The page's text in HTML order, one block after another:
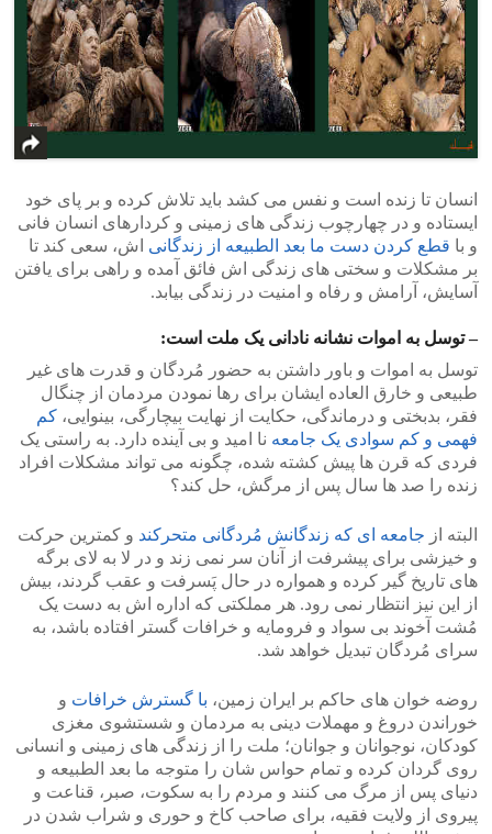
انسان تا زنده است و نفس می کشد باید تلاش کرده و بر پای خود
ایستاده و در چهارچوب زندگی های زمینی و کردارهای انسان فانی
و با قطع کردن دست ما بعد الطبیعه از زندگانی اش، سعی کند تا
بر مشکلات و سختی های زندگی اش فائق آمده و راهی برای یافتن
آسایش، آرامش و رفاه و امنیت در زندگی بیابد.
– توسل به اموات نشانه نادانی یک ملت است:
توسل به اموات و باور داشتن به حضور مُردگان و قدرت های غیر
طبیعی و خارق العاده ایشان برای رها نمودن مردمان از چنگال
فقر، بدبختی و درماندگی، حکایت از نهایت بیچارگی، بینوایی، کم
فهمی و کم سوادی یک جامعه نا امید و بی آینده دارد. به راستی یک
فردی که قرن ها پیش کشته شده، چگونه می تواند مشکلات افراد
زنده را صد ها سال پس از مرگش، حل کند؟
البته از جامعه ای که زندگانش مُردگانی متحرکند و کمترین حرکت
و خیزشی برای پیشرفت از آنان سر نمی زند و در لا به لای برگه
های تاریخ گیر کرده و همواره در حال پَسرفت و عقب گردند، بیش
از این نیز انتظار نمی رود. هر مملکتی که اداره اش به دست یک
مُشت آخوند بی سواد و فرومایه و خرافات گستر افتاده باشد، به
سرای مُردگان تبدیل خواهد شد.
روضه خوان های حاکم بر ایران زمین، با گسترش خرافات و
خوراندن دروغ و مهملات دینی به مردمان و شستشوی مغزی
کودکان، نوجوانان و جوانان؛ ملت را از زندگی های زمینی و انسانی
روی گردان کرده و تمام حواس شان را متوجه ما بعد الطبیعه و
دنیای پس از مرگ می کنند و مردم را به سکوت، صبر، قناعت و
پیروی از ولایت فقیه، برای صاحب کاخ و حوری و شراب شدن در